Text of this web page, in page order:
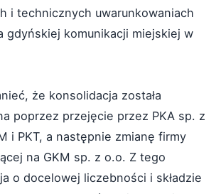
i technicznych uwarunkowaniach
gdyńskiej komunikacji miejskiej w
że konsolidacja została
poprzez przejęcie przez PKA sp. z
i PKT, a następnie zmianę firmy
na GKM sp. z o.o. Z tego
o docelowej liczebności i składzie